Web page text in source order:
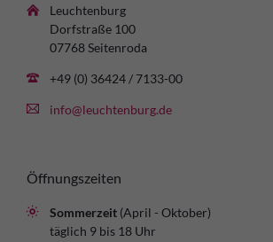
Leuchtenburg
Dorfstraße 100
07768 Seitenroda
+49 (0) 36424 / 7133-00
info@leuchtenburg.de
Öffnungszeiten
Sommerzeit (April - Oktober)
täglich 9 bis 18 Uhr